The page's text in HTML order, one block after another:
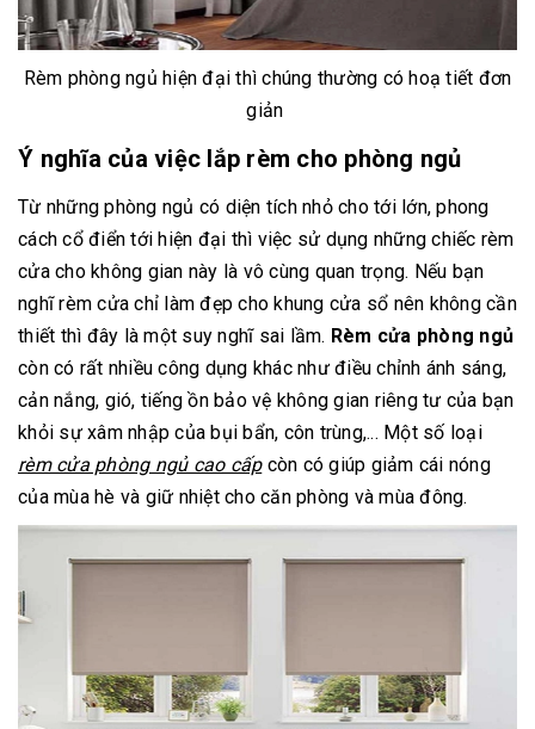
Rèm phòng ngủ hiện đại thì chúng thường có hoạ tiết đơn
giản
Ý nghĩa của việc lắp rèm cho phòng ngủ
Từ những phòng ngủ có diện tích nhỏ cho tới lớn, phong
cách cổ điển tới hiện đại thì việc sử dụng những chiếc rèm
cửa cho không gian này là vô cùng quan trọng. Nếu bạn
nghĩ rèm cửa chỉ làm đẹp cho khung cửa sổ nên không cần
thiết thì đây là một suy nghĩ sai lầm. Rèm cửa phòng ngủ
còn có rất nhiều công dụng khác như điều chỉnh ánh sáng,
cản nắng, gió, tiếng ồn bảo vệ không gian riêng tư của bạn
khỏi sự xâm nhập của bụi bẩn, côn trùng,... Một số loại
rèm cửa phòng ngủ cao cấpcòn có giúp giảm cái nóng
của mùa hè và giữ nhiệt cho căn phòng và mùa đông.